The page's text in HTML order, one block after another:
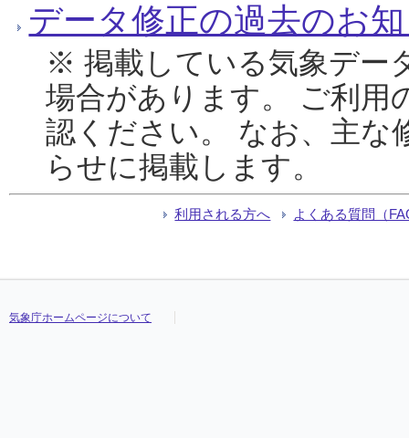
データ修正の過去のお
※ 掲載している気象デー
場合があります。 ご利用
認ください。 なお、主な
らせに掲載します。
利用される方へ よくある質問（
気象庁ホームページについて